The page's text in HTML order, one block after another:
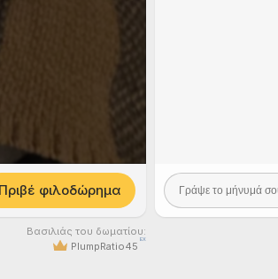
Πριβέ φιλοδώρημα
Βασιλιάς του δωματίου:
PlumpRatio45
EX